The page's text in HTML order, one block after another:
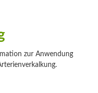
zur Anwendung